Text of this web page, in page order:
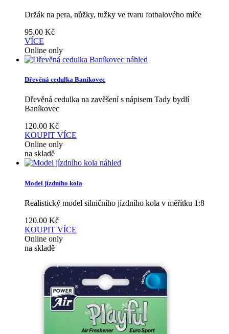
Držák na pera, nůžky, tužky ve tvaru fotbalového míče
95.00 Kč
VÍCE
Online only
náhled
Dřevěná cedulka Baníkovec
Dřevěná cedulka na zavěšení s nápisem Tady bydlí
Baníkovec
120.00 Kč
KOUPIT VÍCE
Online only
na skladě
náhled
Model jízdního kola
Realistický model silničního jízdního kola v měřítku 1:8
120.00 Kč
KOUPIT VÍCE
Online only
na skladě